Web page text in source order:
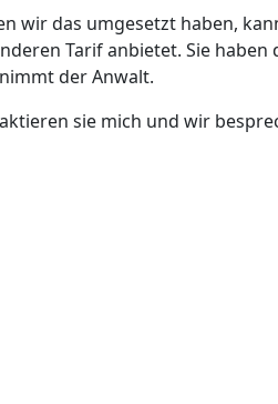
wir das umgesetzt haben,
Tarif anbietet. Sie
der Anwalt.
sie mich und wir